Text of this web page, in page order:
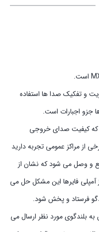
و تفکیک صدا ها استفاده
جزو اجبارات است.
که کیفیت صدای خروجی
از مراکز عمومی تجربه دارید
و وصل می شود که نشان از
آمپلی فایرها این مشکل حل می
فرستاد و پخش شود.
بلندگوی مورد نظر ارسال می